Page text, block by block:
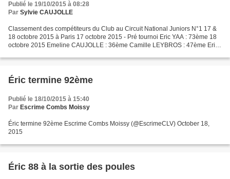
Publié le 19/10/2015 à 08:28
Par Sylvie CAUJOLLE
Classement des compétiteurs du Club au Circuit National Juniors N°1 17 &
18 octobre 2015 à Paris 17 octobre 2015 - Pré tournoi Eric YAA : 73ème 18
octobre 2015 Emeline CAUJOLLE : 36ème Camille LEYBROS : 47ème Eric
Éric termine 92ème
Publié le 18/10/2015 à 15:40
Par Escrime Combs Moissy
Éric termine 92ème Escrime Combs Moissy (@EscrimeCLV) October 18,
2015
Éric 88 à la sortie des poules